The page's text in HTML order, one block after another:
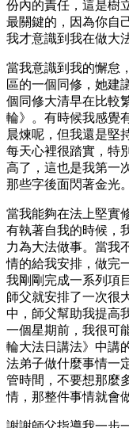
份內的責任，這是樹
最關鍵的，因為你自
我才意識到我在做大
當我意識到我的懈怠
區的一個同修，她建
個同修大清早在比較
輪》。有時候我感覺
晨煉呢，但我還是堅
每天心裡很踏實，特
高了，這也是我第一
那些字後面閃著金光
當我能夠在法上堅實
有執著自我的時候，
力為大法做事。當我
情的給我安排，做完
我剛剛完成一系列項​​
師父就安排了一次很
中，師父幫助我提高
一個星期前，我很可
輪大法日講法》中講
法弟子做什麼事情一
管時間，不要想那麼
情，那整件事情就會